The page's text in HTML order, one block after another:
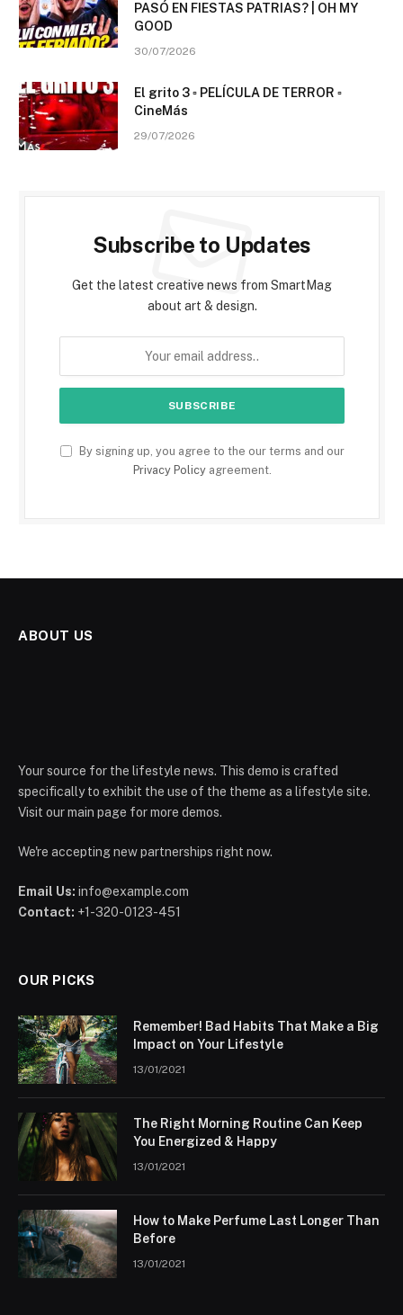
PASÓ EN FIESTAS PATRIAS? | OH MY
GOOD
30/07/2026
El grito 3 ▫️ PELÍCULA DE TERROR ▫️
CineMás
29/07/2026
Subscribe to Updates
Get the latest creative news from SmartMag
about art & design.
By signing up, you agree to the our terms and our
Privacy Policyagreement.
ABOUT US
Your source for the lifestyle news. This demo is crafted
specifically to exhibit the use of the theme as a lifestyle site.
Visit our main page for more demos.
We're accepting new partnerships right now.
Email Us: info@example.com
Contact: +1-320-0123-451
OUR PICKS
Remember! Bad Habits That Make a Big
Impact on Your Lifestyle
13/01/2021
The Right Morning Routine Can Keep
You Energized & Happy
13/01/2021
How to Make Perfume Last Longer Than
Before
13/01/2021